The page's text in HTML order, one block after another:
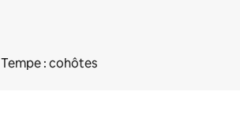
Tempe : cohôtes